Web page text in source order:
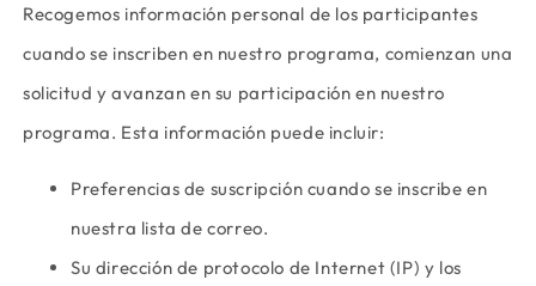
Recogemos información personal de los participantes
cuando se inscriben en nuestro programa, comienzan una
solicitud y avanzan en su participación en nuestro
programa. Esta información puede incluir:
Preferencias de suscripción cuando se inscribe en
nuestra lista de correo.
Su dirección de protocolo de Internet (IP) y los